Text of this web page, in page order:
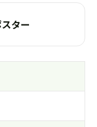
ター